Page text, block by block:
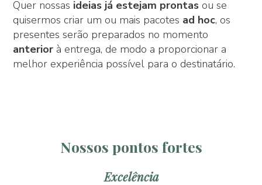
Quer nossas ideias já estejam prontas ou se
quisermos criar um ou mais pacotes ad hoc, os
presentes serão preparados no momento
anterior à entrega, de modo a proporcionar a
melhor experiência possível para o destinatário.
Nossos pontos fortes
Excelência